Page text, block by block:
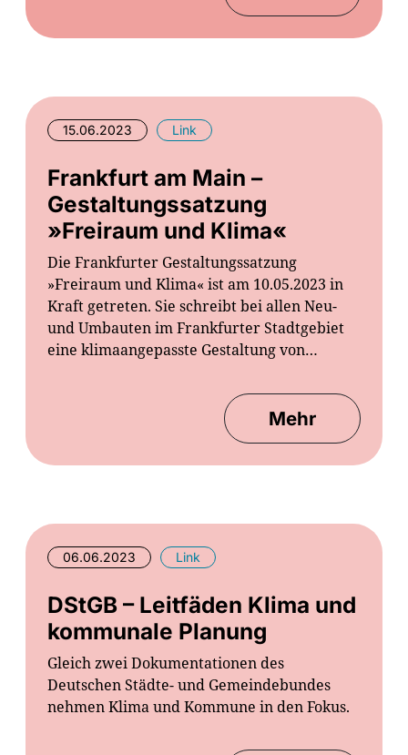
15.06.2023 Link
Frankfurt am Main –
Gestaltungssatzung
»Freiraum und Klima«
Die Frankfurter Gestaltungssatzung
»Freiraum und Klima« ist am 10.05.2023 in
Kraft getreten. Sie schreibt bei allen Neu-
und Umbauten im Frankfurter Stadtgebiet
eine klimaangepasste Gestaltung von…
Mehr
06.06.2023 Link
DStGB – Leitfäden Klima und
kommunale Planung
Gleich zwei Dokumentationen des
Deutschen Städte- und Gemeindebundes
nehmen Klima und Kommune in den Fokus.